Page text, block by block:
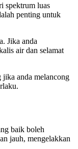
spektrum luas
penting untuk
Jika anda
air dan selamat
jika anda melancong
baik boleh
jauh, mengelakkan